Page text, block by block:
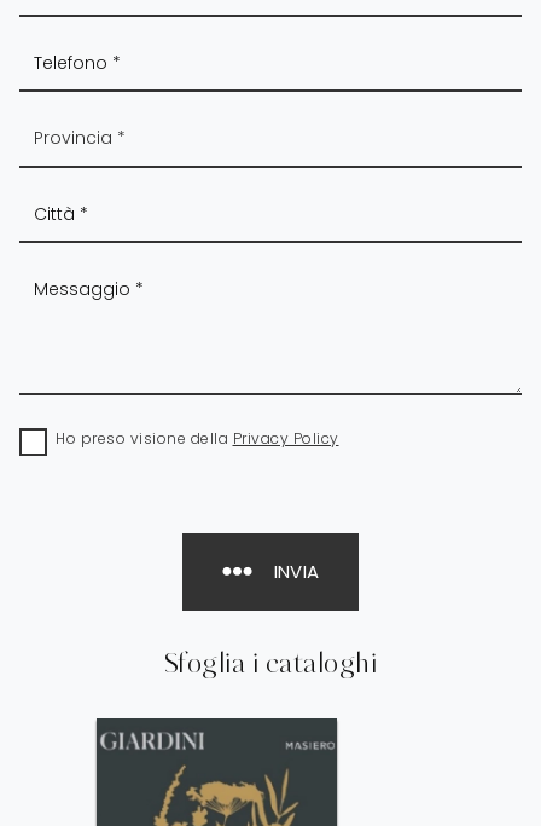
Sfoglia i cataloghi
Ho preso visione della Privacy Policy
INVIA